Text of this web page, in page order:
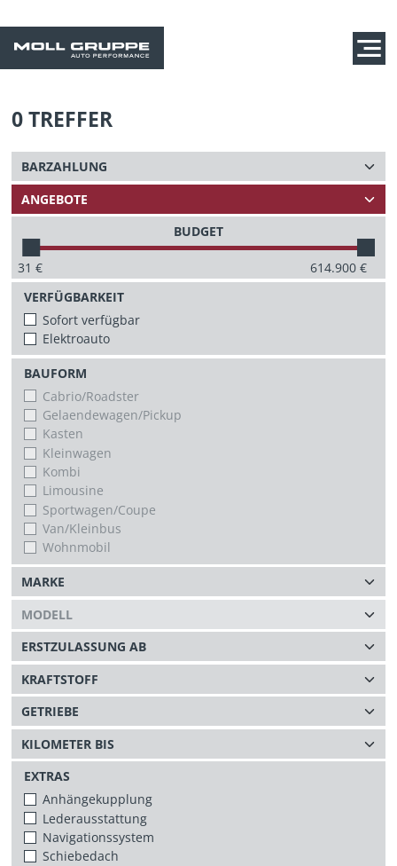
0TREFFER
BUDGET
31 € 614.900€
VERFÜGBARKEIT
Sofort verfügbar
Elektroauto
BAUFORM
Cabrio/Roadster
Gelaendewagen/Pickup
Kasten
Kleinwagen
Kombi
Limousine
Sportwagen/Coupe
Van/Kleinbus
Wohnmobil
EXTRAS
Anhängekupplung
Lederausstattung
Navigationssystem
Schiebedach